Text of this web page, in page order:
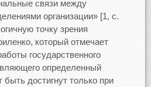
связи между
организации» [1, с.
точку зрения
который отмечает
государственного
определенный
достигнут только при